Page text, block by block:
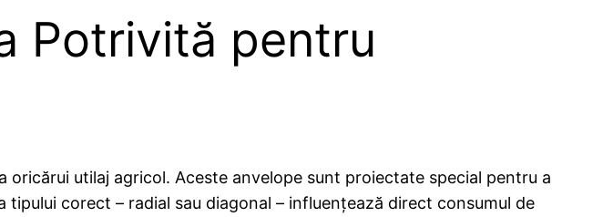
Potrivită pentru
utilaj agricol. Aceste anvelope sunt proiectate special pentru a
corect – radial sau diagonal – influențează direct consumul de